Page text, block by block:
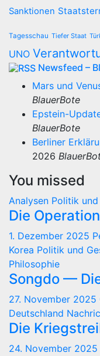
Sanktionen
Tagesschau Tiefer Staat
UNO
Newsfeed –
Mars und
BlauerBote
Epstein-
BlauerBote
Berliner
2026
You missed
Analysen Politik
Die
1. Dezember 2025
Korea Politik und
Philosophie
Songdo —
27. November 2025
Deutschland
Die
24. November 2025